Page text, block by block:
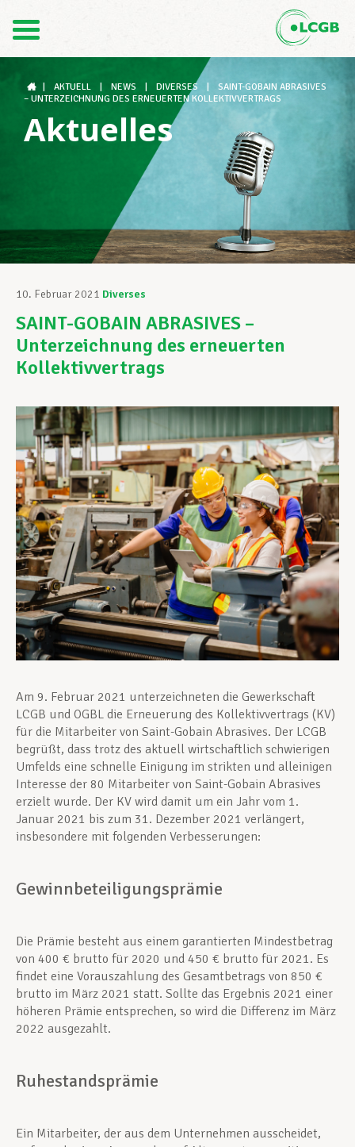
FR
Der LCGB
Gewerkschaftsstrukturen
Unterstützung im Arbeitsalltag
Ihre Rechte
Berufliche Weiterentwicklung
Mitglied werden
Aktuell
AKTUELL NEWS DIVERSES
SAINT-GOBAIN ABRASIVES
– UNTERZEICHNUNG DES ERNEUERTEN KOLLEKTIVVERTRAGS
Aktuelles
10. Februar 2021 Diverses
SAINT-GOBAIN ABRASIVES –
Unterzeichnung des erneuerten
Kollektivvertrags
Am 9. Februar 2021 unterzeichneten die Gewerkschaft
LCGB und OGBL die Erneuerung des Kollektivvertrags (KV)
für die Mitarbeiter von Saint-Gobain Abrasives. Der LCGB
begrüßt, dass trotz des aktuell wirtschaftlich schwierigen
Umfelds eine schnelle Einigung im strikten und alleinigen
Interesse der 80 Mitarbeiter von Saint-Gobain Abrasives
erzielt wurde. Der KV wird damit um ein Jahr vom 1.
Januar 2021 bis zum 31. Dezember 2021 verlängert,
insbesondere mit folgenden Verbesserungen:
Gewinnbeteiligungsprämie
Die Prämie besteht aus einem garantierten Mindestbetrag
von 400 € brutto für 2020 und 450 € brutto für 2021. Es
findet eine Vorauszahlung des Gesamtbetrags von 850 €
brutto im März 2021 statt. Sollte das Ergebnis 2021 einer
höheren Prämie entsprechen, so wird die Differenz im März
2022 ausgezahlt.
Ruhestandsprämie
Ein Mitarbeiter, der aus dem Unternehmen ausscheidet,